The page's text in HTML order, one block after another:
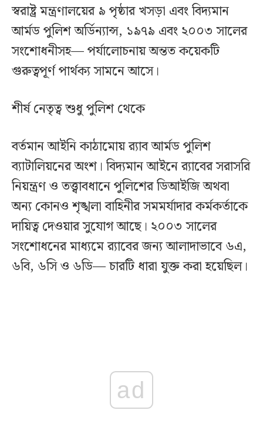
স্বরাষ্ট্র মন্ত্রণালয়ের ৯ পৃষ্ঠার খসড়া এবং বিদ্যমান
আর্মড পুলিশ অর্ডিন্যান্স, ১৯৭৯ এবং ২০০৩ সালের
সংশোধনীসহ— পর্যালোচনায় অন্তত কয়েকটি
গুরুত্বপূর্ণ পার্থক্য সামনে আসে।
শীর্ষ নেতৃত্ব শুধু পুলিশ থেকে
বর্তমান আইনি কাঠামোয় র‍্যাব আর্মড পুলিশ
ব্যাটালিয়নের অংশ। বিদ্যমান আইনে র‍্যাবের সরাসরি
নিয়ন্ত্রণ ও তত্ত্বাবধানে পুলিশের ডিআইজি অথবা
অন্য কোনও শৃঙ্খলা বাহিনীর সমমর্যাদার কর্মকর্তাকে
দায়িত্ব দেওয়ার সুযোগ আছে। ২০০৩ সালের
সংশোধনের মাধ্যমে র‍্যাবের জন্য আলাদাভাবে ৬এ,
৬বি, ৬সি ও ৬ডি— চারটি ধারা যুক্ত করা হয়েছিল।
ad